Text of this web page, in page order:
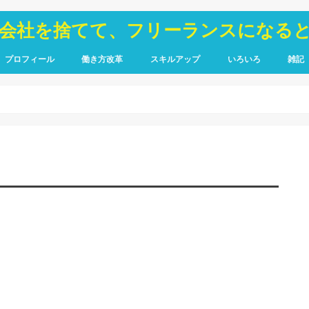
社を捨てて、フリーランスになる
プロフィール 働き方改革 スキルアップ いろいろ 雑記